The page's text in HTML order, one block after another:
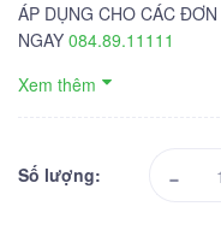
ÁP DỤNG CHO CÁC
NGAY 084.89.11111
Xem thêm
Số lượng: -